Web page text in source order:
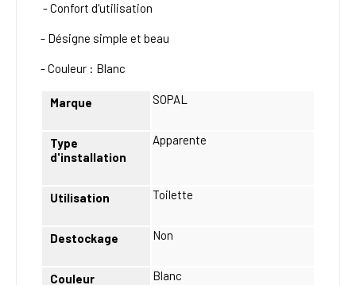
- Confort d'utilisation
- Désigne simple et beau
- Couleur : Blanc
Marque SOPAL
Type
d'installation
Apparente
Utilisation Toilette
Destockage Non
Couleur Blanc